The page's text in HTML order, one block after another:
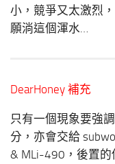
小，競爭又太激烈
願淌這個渾水…
DearHoney 補充
只有一個現象要強
分，亦會交給
& MLi-490，後置的